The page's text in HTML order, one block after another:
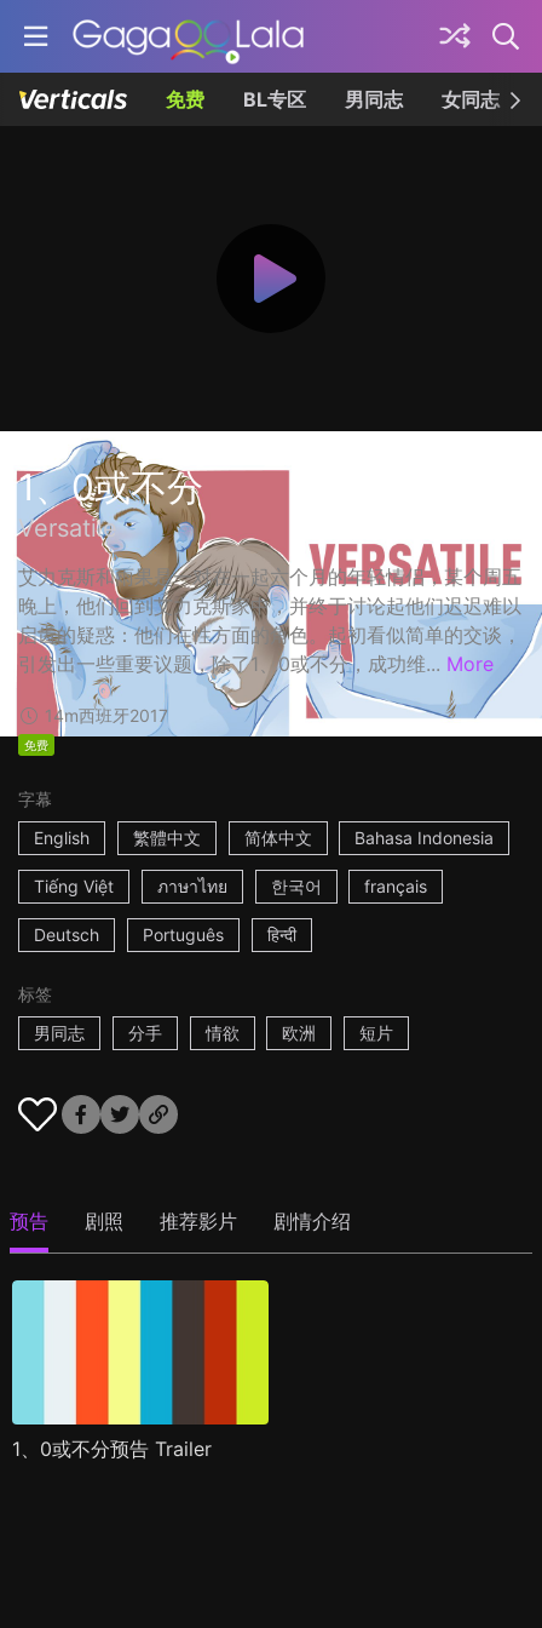
免费 BL专区 男同志 女同志
1、0或不分
Versatile
艾力克斯和雨果是一对在一起六个月的年轻情侣，某个周五
晚上，他们回到艾力克斯家中，并终于讨论起他们迟迟难以
启齿的疑惑：他们在性方面的角色。起初看似简单的交谈，
引发出一些重要议题，除了1、0或不分，成功维... More
14m西班牙2017
免费
字幕
English
繁體中文 简体中文 Bahasa Indonesia
Tiếng Việt ภาษาไทย 한국어 français
Deutsch Português हिन्दी
标签
男同志
分手 情欲 欧洲 短片
预告 剧照 推荐影片 剧情介绍
1、0或不分预告 Trailer